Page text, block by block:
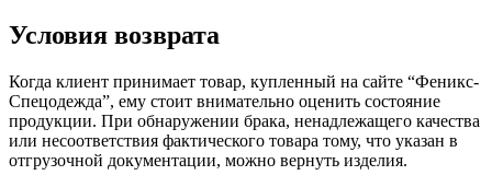
Условия возврата
Когда клиент принимает товар, купленный на сайте “Феникс-
Спецодежда”, ему стоит внимательно оценить состояние
продукции. При обнаружении брака, ненадлежащего качества
или несоответствия фактического товара тому, что указан в
отгрузочной документации, можно вернуть изделия.